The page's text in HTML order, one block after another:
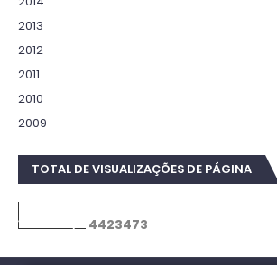
2013
2012
2011
2010
2009
TOTAL DE VISUALIZAÇÕES DE PÁGINA
4423473